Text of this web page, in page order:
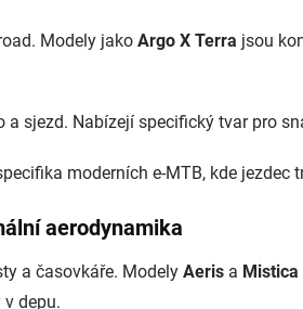
Modely jako Argo X Terra jsou
a sjezd. Nabízejí specifický tvar pro
moderních e-MTB, kde jezdec
aerodynamika
a časovkáře. Modely Aeris a Mistica
depu.